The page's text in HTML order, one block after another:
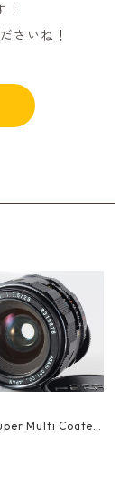
さいね！
Multi Coated
F3.5 ペンタ